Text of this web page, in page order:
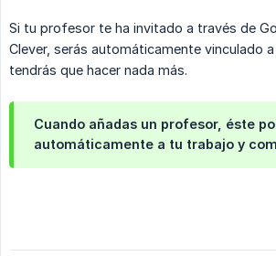
Si tu profesor te ha invitado a través de
Clever, serás automáticamente vinculado
tendrás que hacer nada más.
Cuando añadas un profesor, éste
automáticamente a tu trabajo y